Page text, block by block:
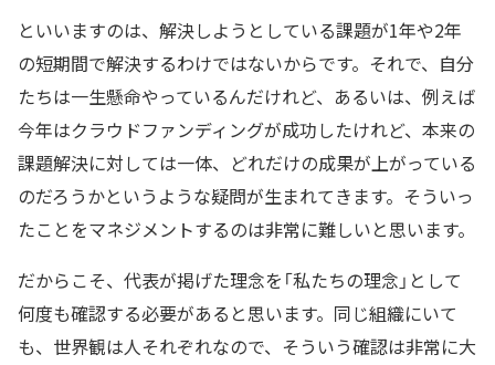
といいますのは、解決しようとしている課題が1年や2年
の短期間で解決するわけではないからです。それで、自分
たちは一生懸命やっているんだけれど、あるいは、例えば
今年はクラウドファンディングが成功したけれど、本来の
課題解決に対しては一体、どれだけの成果が上がっている
のだろうかというような疑問が生まれてきます。そういっ
たことをマネジメントするのは非常に難しいと思います。
だからこそ、代表が掲げた理念を「私たちの理念」として
何度も確認する必要があると思います。同じ組織にいて
も、世界観は人それぞれなので、そういう確認は非常に大